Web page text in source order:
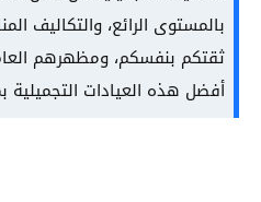
بالمستوى الرائع، والتكاليف
ثقتكم بنفسكم، ومظهرهم
أفضل هذه العيادات التجميلية